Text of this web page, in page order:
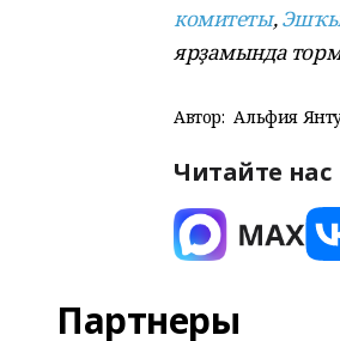
комитеты,
ярҙамында
Автор: Альфия
Читайте нас
Партнеры